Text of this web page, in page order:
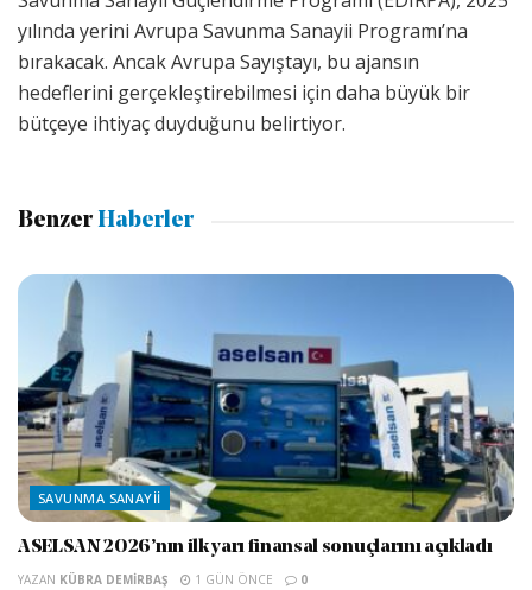
yılında yerini Avrupa Savunma Sanayii Programı’na
bırakacak. Ancak Avrupa Sayıştayı, bu ajansın
hedeflerini gerçekleştirebilmesi için daha büyük bir
bütçeye ihtiyaç duyduğunu belirtiyor.
Benzer Haberler
SAVUNMA SANAYII
ASELSAN 2026’nın ilk yarı finansal sonuçlarını açıkladı
YAZAN KÜBRA DEMIRBAŞ 1 GÜN ÖNCE 0